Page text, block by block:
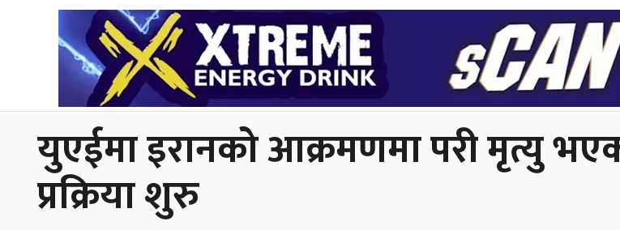
युएईमा इरानको आक्रमणमा परी मृत्यु
प्रक्रिया शुरु